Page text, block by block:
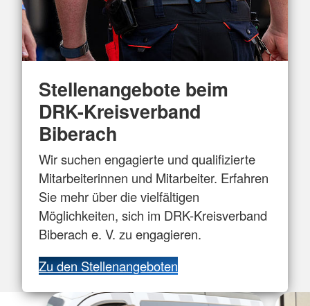
Stellenangebote beim
DRK-Kreisverband
Biberach
Wir suchen engagierte und qualifizierte
Mitarbeiterinnen und Mitarbeiter. Erfahren
Sie mehr über die vielfältigen
Möglichkeiten, sich im DRK-Kreisverband
Biberach e. V. zu engagieren.
Zu den Stellenangeboten